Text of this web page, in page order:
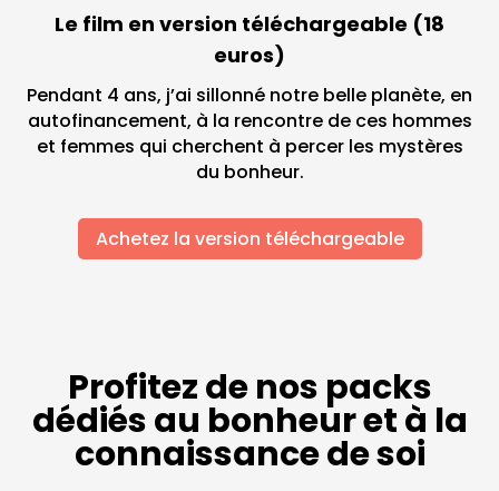
Le film en version téléchargeable (18
euros)
Pendant 4 ans, j’ai sillonné notre belle planète, en
autofinancement, à la rencontre de ces hommes
et femmes qui cherchent à percer les mystères
du bonheur.
Achetez la version téléchargeable
Profitez de nos packs
dédiés au bonheur et à la
connaissance de soi